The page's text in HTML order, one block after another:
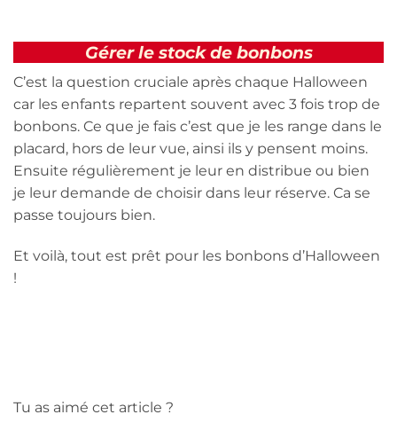
Gérer le stock de bonbons
C’est la question cruciale après chaque Halloween
car les enfants repartent souvent avec 3 fois trop de
bonbons. Ce que je fais c’est que je les range dans le
placard, hors de leur vue, ainsi ils y pensent moins.
Ensuite régulièrement je leur en distribue ou bien
je leur demande de choisir dans leur réserve. Ca se
passe toujours bien.
Et voilà, tout est prêt pour les bonbons d’Halloween
!
Tu as aimé cet article ?